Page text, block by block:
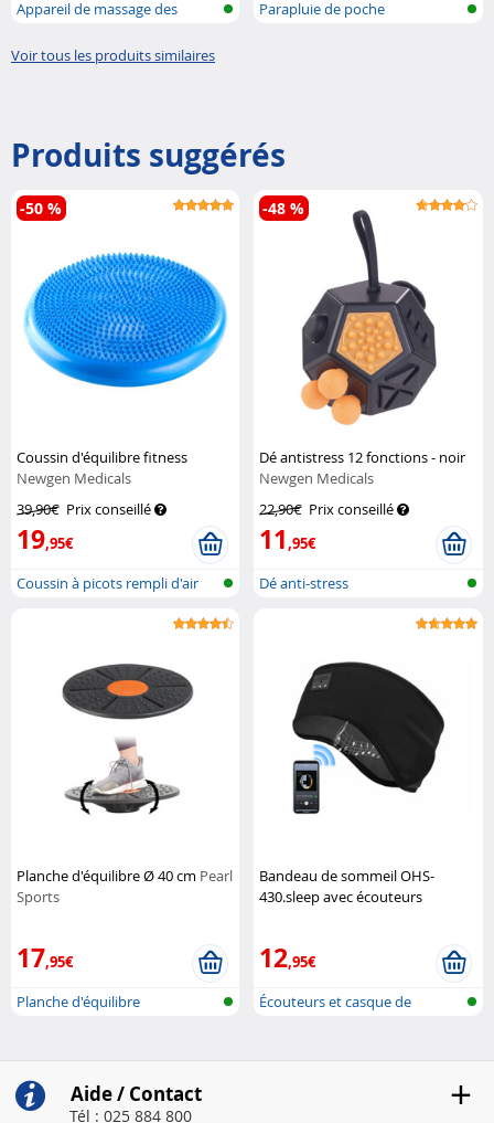
Appareil de massage des
Parapluie de poche
Voir tous les produits similaires
Produits suggérés
Coussin d'équilibre fitness
Newgen Medicals
39,90€ Prix conseillé
19,95€
-50 %
Coussin à picots rempli d'air
Dé antistress 12 fonctions - noir
Newgen Medicals
22,90€ Prix conseillé
11,95€
-48 %
Dé anti-stress
Planche d'équilibre Ø 40 cm Pearl
Sports
17,95€
Planche d'équilibre
Bandeau de sommeil OHS-
430.sleep avec écouteurs
12,95€
Écouteurs et casque de
Aide / Contact
Tél : 025 884 800